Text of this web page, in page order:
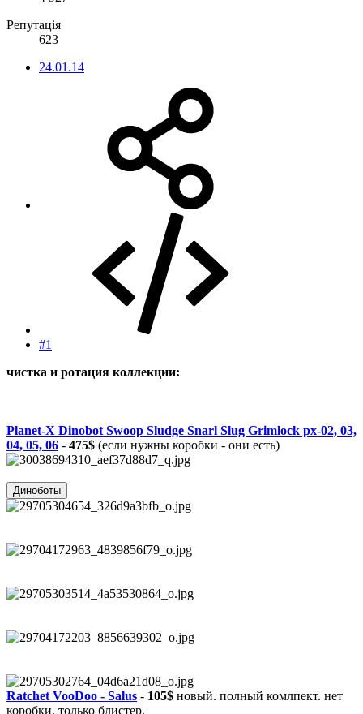
Репутація
623
24.01.14
#1
чистка и ротация коллекции:
Planet-X Dinobot Swoop Sludge Snarl Slug Grimlock px-02, 03,
04, 05, 06 - 475$ (если нужны коробки - они есть)
Диноботы
Ratchet VooDoo - Salus - 105$ новый. полный комлпект. нет
коробки, только блистер.